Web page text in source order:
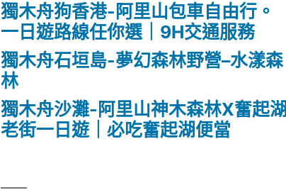
獨木舟狗香港-阿里山包車自由行。
一日遊路線任你選｜9H交通服務
獨木舟石垣島-夢幻森林野營–水漾森
林
獨木舟沙灘-阿里山神木森林X奮起湖
老街一日遊｜必吃奮起湖便當